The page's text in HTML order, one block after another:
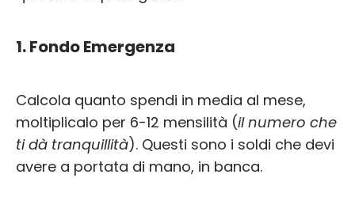
1. Fondo Emergenza
Calcola quanto spendi in media al mese,
moltiplicalo per 6-12 mensilità (il numero che
ti dà tranquillità). Questi sono i soldi che devi
avere a portata di mano, in banca.